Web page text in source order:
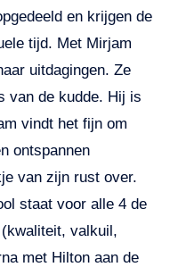
en krijgen de
tijd. Met Mirjam
uitdagingen. Ze
van de kudde. Hij is
vindt het fijn om
ontspannen
van zijn rust over.
staat voor alle 4 de
valkuil,
met Hilton aan de